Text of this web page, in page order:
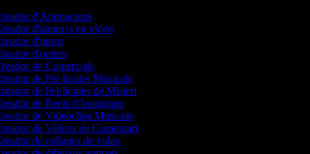
d'Animacions
d'anuncis en vídeo
d'intros
d'outros
de Comercials
de Pel·lícules Musicals
de Pel·lícules de Misteri
de Reels d’Instagram
de Videoclips Musicals
de Vídeos de Comentari
de collages de vídeo